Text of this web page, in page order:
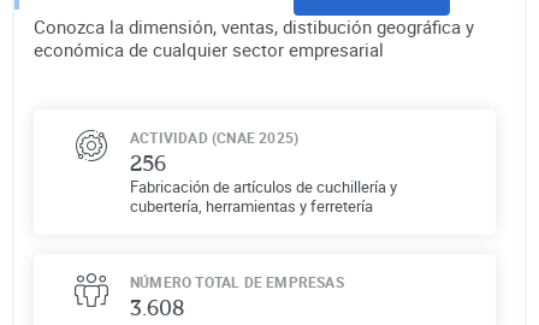
Conozca la dimensión, ventas, distibución geográfica y
económica de cualquier sector empresarial
ACTIVIDAD (CNAE 2025)
256
Fabricación de artículos de cuchillería y
cubertería, herramientas y ferretería
NÚMERO TOTAL DE EMPRESAS
3.608